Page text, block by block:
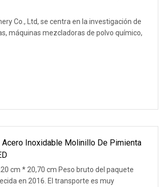
Co., Ltd, se centra en la investigación de
máquinas mezcladoras de polvo químico,
Inoxidable Molinillo De Pimienta
cm * 20,70 cm Peso bruto del paquete
en 2016. El transporte es muy